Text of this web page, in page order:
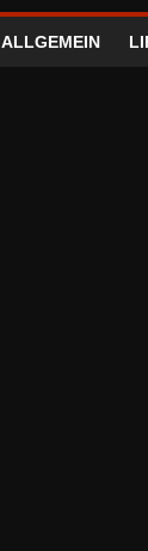
ALLGEMEIN